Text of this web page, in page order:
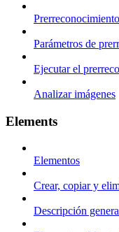
Prerreconocimiento
Parámetros de
Ejecutar el
Analizar imágenes
Elements
Elementos
Crear, copiar y
Descripción